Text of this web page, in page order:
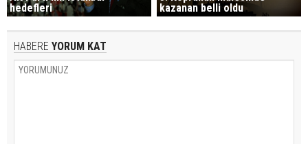
hedefleri
kazanan belli oldu
HABERE YORUM KAT